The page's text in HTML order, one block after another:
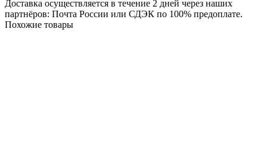
Доставка осуществляется в течение 2 дней через наших
партнёров: Почта России или СДЭК по 100% предоплате.
Похожие товары